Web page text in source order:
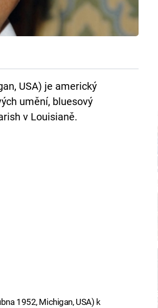
USA) je americký
umění, bluesový
v Louisianě.
1952, Michigan, USA) k